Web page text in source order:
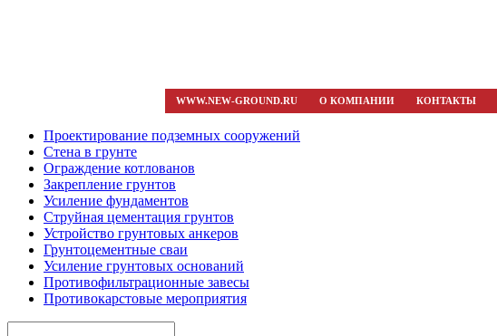
WWW.NEW-GROUND.RU О КОМПАНИИ КОНТАКТЫ
Проектирование подземных сооружений
Стена в грунте
Ограждение котлованов
Закрепление грунтов
Усиление фундаментов
Струйная цементация грунтов
Устройство грунтовых анкеров
Грунтоцементные сваи
Усиление грунтовых оснований
Противофильтрационные завесы
Противокарстовые мероприятия